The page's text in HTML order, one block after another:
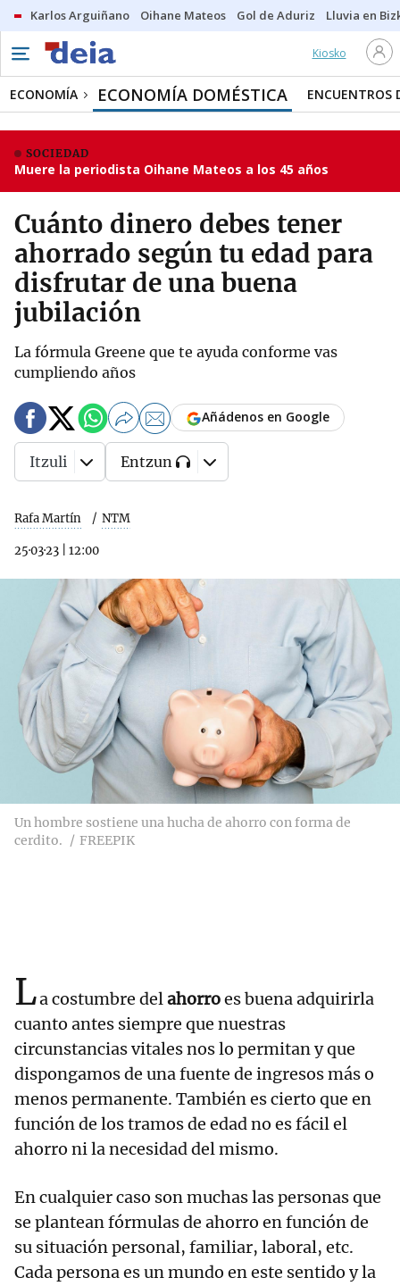
Karlos Arguiñano Oihane Mateos Gol de Aduriz Lluvia en
Kiosko
ECONOMÍA ECONOMÍA DOMÉSTICA ENCUENTROS
SOCIEDAD
Muere la periodista Oihane Mateos a los 45 años
Cuánto dinero debes tener
ahorrado según tu edad para
disfrutar de una buena
jubilación
La fórmula Greene que te ayuda conforme vas
cumpliendo años
Rafa Martín NTM
25·03·23 12:00
Añádenos en Google
Itzuli Entzun
Un hombre sostiene una hucha de ahorro con forma de
cerdito.
FREEPIK
La costumbre delahorroes buena adquirirla
cuanto antes siempre que nuestras
circunstancias vitales nos lo permitan y que
dispongamos de una fuente de ingresos más o
menos permanente. También es cierto que en
función de los tramos de edad no es fácil el
ahorro ni la necesidad del mismo.
En cualquier caso son muchas las personas que
se plantean fórmulas de ahorro en función de
su situación personal, familiar, laboral, etc.
Cada persona es un mundo en este sentido y la